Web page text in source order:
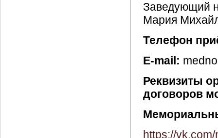
Заведующий
Мария
Телефон
E-mail:
Реквизиты
договоров
https://